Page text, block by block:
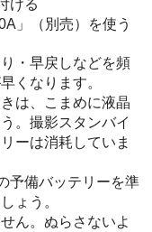
ける
」（別売）を使う
・早戻しなどを頻
くなります。
は、こまめに液晶
。撮影スタンバイ
ーは消耗していま
予備バッテリーを準
ょう。
ん。ぬらさないよ